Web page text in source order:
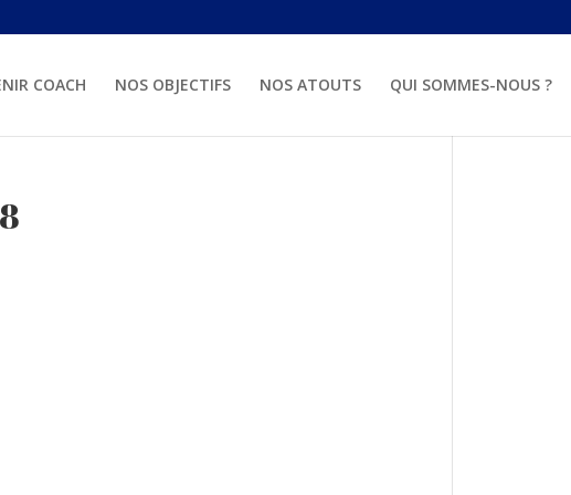
COACH NOS OBJECTIFS NOS ATOUTS QUI SOMMES-NOUS ?